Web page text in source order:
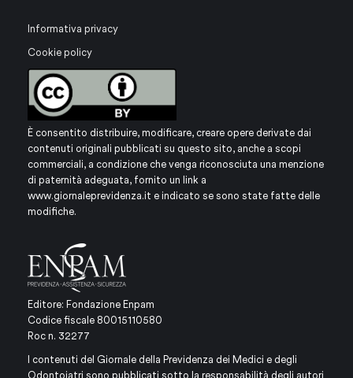
Informativa privacy
Cookie policy
È consentito distribuire, modificare, creare opere derivate dai
contenuti originali pubblicati su questo sito, anche a scopi
commerciali, a condizione che venga riconosciuta una menzione
di paternità adeguata, fornito un link a
www.giornaleprevidenza.it e indicato se sono state fatte delle
modifiche.
Editore: Fondazione Enpam
Codice fiscale 80015110580
Roc n. 32277
I contenuti del Giornale della Previdenza dei Medici e degli
Odontoiatri sono pubblicati sotto la responsabilità degli autori